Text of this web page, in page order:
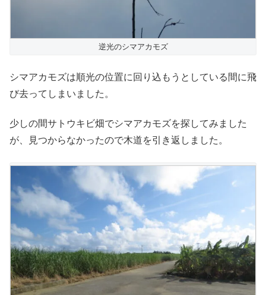
逆光のシマアカモズ
シマアカモズは順光の位置に回り込もうとしている間に飛
び去ってしまいました。
少しの間サトウキビ畑でシマアカモズを探してみました
が、見つからなかったので木道を引き返しました。